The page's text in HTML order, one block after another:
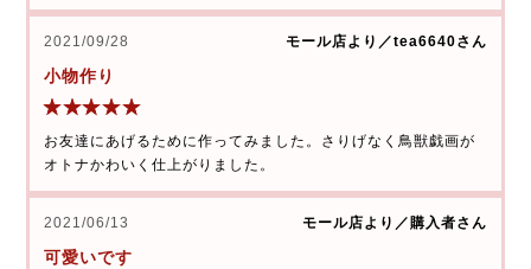
2021/09/28 モール店より／tea6640さん
小物作り
お友達にあげるために作ってみました。さりげなく鳥獣戯画が
オトナかわいく仕上がりました。
2021/06/13 モール店より／購入者さん
可愛いです